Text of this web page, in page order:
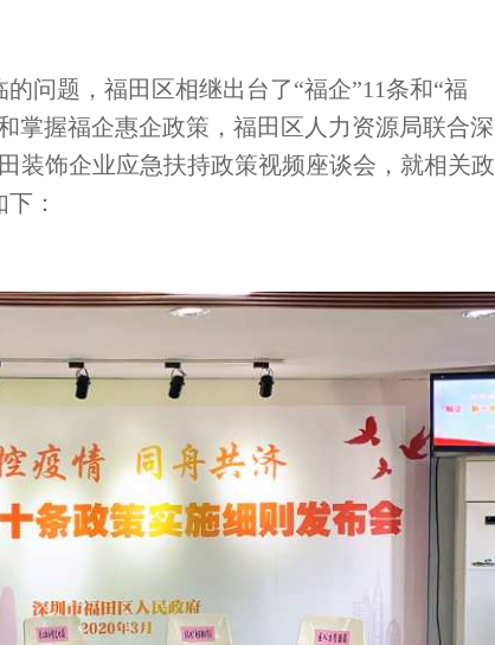
问题，福田区相继出台了“福企”11条和“福
掌握福企惠企政策，福田区人力资源局联合深
装饰企业应急扶持政策视频座谈会，就相关政
：